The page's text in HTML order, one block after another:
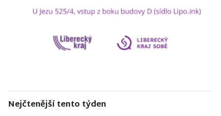
Nejčtenější tento týden